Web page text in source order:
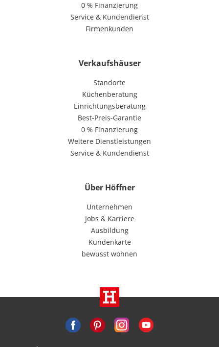
0 % Finanzierung
Service & Kundendienst
Firmenkunden
Verkaufshäuser
Standorte
Küchenberatung
Einrichtungsberatung
Best-Preis-Garantie
0 % Finanzierung
Weitere Dienstleistungen
Service & Kundendienst
Über Höffner
Unternehmen
Jobs & Karriere
Ausbildung
Kundenkarte
bewusst wohnen